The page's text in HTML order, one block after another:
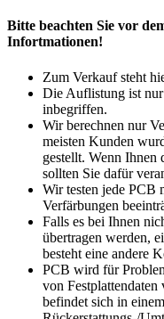
Bitte beachten Sie vor
Infortmationen!
Zum Verkauf steht
Die Auflistung ist
inbegriffen.
Wir berechnen nur
meisten Kunden
gestellt. Wenn Ihnen
sollten Sie dafür
Wir testen jede PCB
Verfärbungen
Falls es bei Ihnen
übertragen werden,
besteht eine andere
PCB wird für
von
befindet sich in